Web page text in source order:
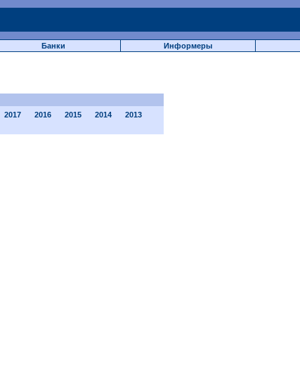
Банки Информеры
2017 2016 2015 2014
2013